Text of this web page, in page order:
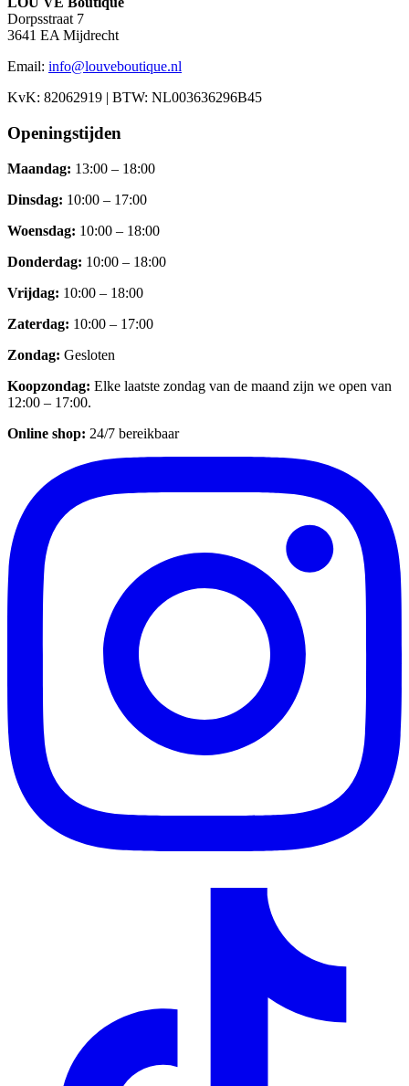
Dorpsstraat 7
3641 EA Mijdrecht
Email: info@louveboutique.nl
KvK: 82062919 | BTW: NL003636296B45
Openingstijden
Maandag: 13:00 – 18:00
Dinsdag: 10:00 – 17:00
Woensdag: 10:00 – 18:00
Donderdag: 10:00 – 18:00
Vrijdag: 10:00 – 18:00
Zaterdag: 10:00 – 17:00
Zondag: Gesloten
Koopzondag: Elke laatste zondag van de maand zijn we open van
12:00 – 17:00.
Online shop: 24/7 bereikbaar